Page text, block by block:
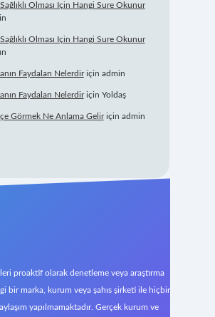
Olması Için Hangi Sure Okunur
Olması Için Hangi Sure Okunur
Faydaları Nelerdiriçin admin
Faydaları Nelerdiriçin Yoldaş
Görmek Ne Anlama Geliriçin admin
proaktif olarak denetleme veya araştırma
bir marka, kurum veya şahıs şirketi ile hiçbir
yapılmamaktadır. Gerçek kurum ve